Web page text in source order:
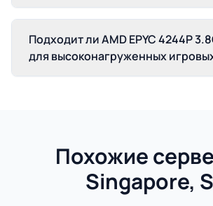
Подходит ли AMD EPYC 4244P
для высоконагруженных
Похожие
Singapore,